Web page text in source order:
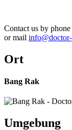
Contact us by phone
or mail
Ort
Bang Rak
Umgebung